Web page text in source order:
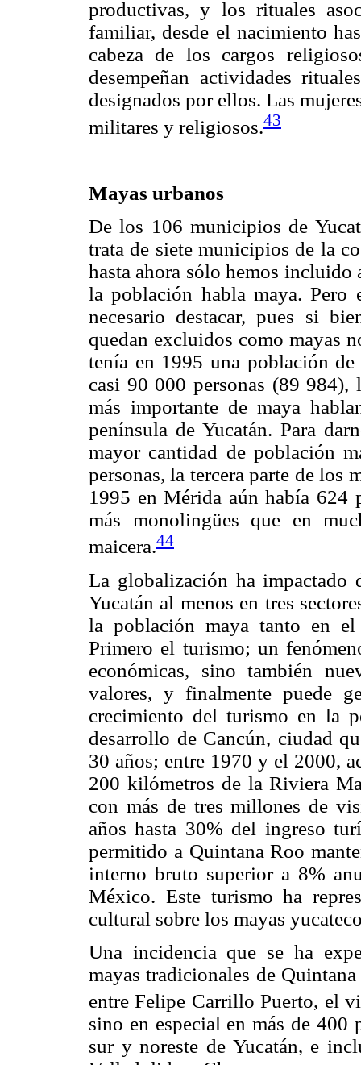
productivas, y los rituales
familiar, desde el nacimiento
cabeza de los cargos
desempeñan actividades
designados por ellos. Las
militares y religiosos.43
Mayas urbanos
De los 106 municipios de
trata de siete municipios de la
hasta ahora sólo hemos incluido
la población habla maya. Pero
necesario destacar, pues si
quedan excluidos como mayas
tenía en 1995 una población
casi 90 000 personas (89
más importante de maya
península de Yucatán. Para
mayor cantidad de población
personas, la tercera parte de los
1995 en Mérida aún había 624
más monolingües que en
maicera.44
La globalización ha impactado
Yucatán al menos en tres
la población maya tanto en
Primero el turismo; un
económicas, sino también
valores, y finalmente puede
crecimiento del turismo en la
desarrollo de Cancún, ciudad
30 años; entre 1970 y el 2000,
200 kilómetros de la Riviera
con más de tres millones de
años hasta 30% del ingreso
permitido a Quintana Roo
interno bruto superior a 8%
México. Este turismo ha
cultural sobre los mayas
Una incidencia que se ha
mayas tradicionales de
entre Felipe Carrillo Puerto, el
sino en especial en más de 400
sur y noreste de Yucatán, e